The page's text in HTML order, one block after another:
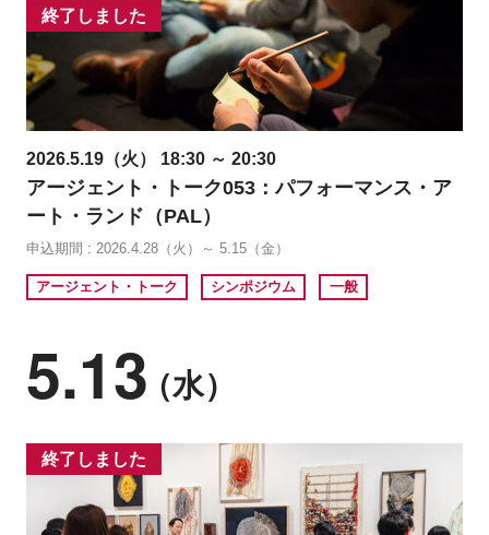
終了しました
2026.5.19（火） 18:30 ～ 20:30
アージェント・トーク053：パフォーマンス・ア
ート・ランド（PAL）
申込期間 : 2026.4.28（火）～ 5.15（金）
アージェント・トーク シンポジウム 一般
5.13（水）
終了しました